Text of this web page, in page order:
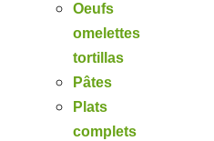
Oeufs
omelettes
tortillas
Pâtes
Plats
complets